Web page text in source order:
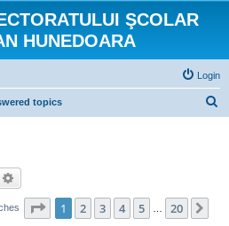
ŞCOLAR
HUNEDOARA
Login
topics
Page 1of 20
1 2 3 4 5 20